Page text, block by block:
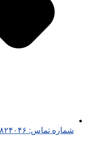
شماره تماس: ۲۲۸۲۴۰۴۶